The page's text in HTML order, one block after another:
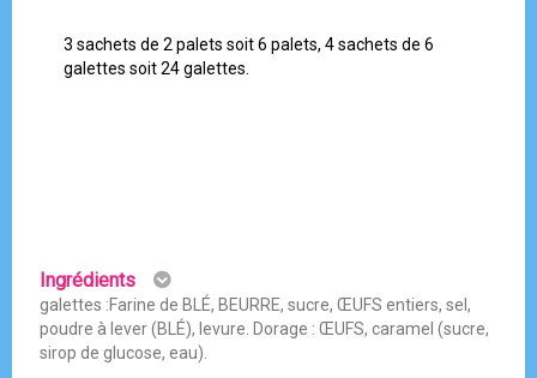
3 sachets de 2 palets soit 6 palets, 4 sachets de 6
galettes soit 24 galettes.
Ingrédients
galettes :Farine de BLÉ, BEURRE, sucre, ŒUFS entiers, sel,
poudre à lever (BLÉ), levure. Dorage : ŒUFS, caramel (sucre,
sirop de glucose, eau).